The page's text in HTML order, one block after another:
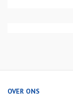
OVER ONS